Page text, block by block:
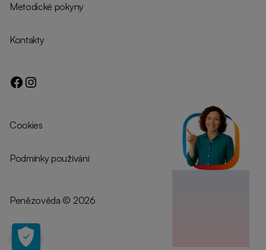
Metodické pokyny
Kontakty
Cookies
Podmínky používání
Penězověda ©️ 2026